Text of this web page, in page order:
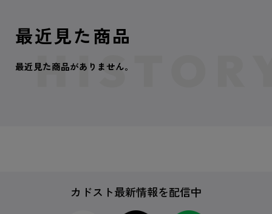
最近見た商品
最近見た商品がありません。
カドスト最新情報を配信中